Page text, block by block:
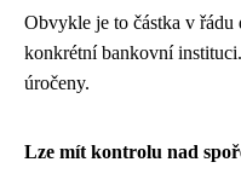
Obvykle je to částka v řádu
konkrétní bankovní
úročeny.
Lze mít kontrolu nad